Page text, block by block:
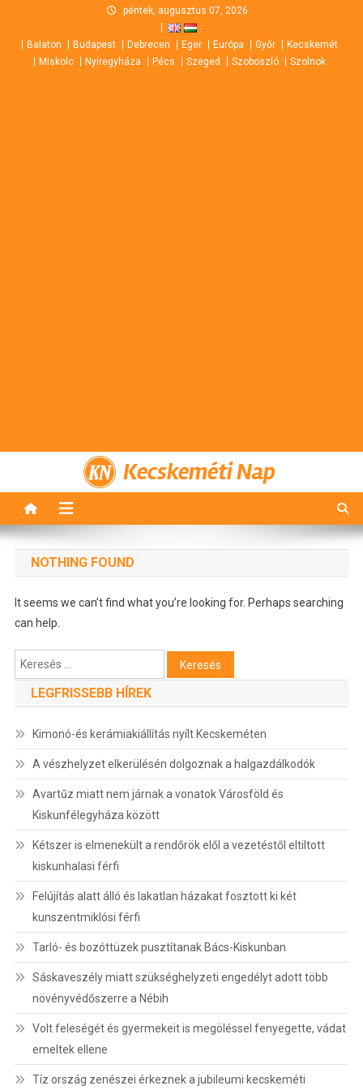
content
péntek, augusztus 07, 2026
Balaton Budapest Debrecen Eger Európa Győr
Kecskemét
Miskolc
Nyíregyháza Pécs Szeged Szoboszló Szolnok
Kecskeméti Nap
NOTHING FOUND
It seems we can’t find what you’re looking for. Perhaps searching
can help.
Keresés:
LEGFRISSEBB HÍREK
Kimonó-és kerámiakiállítás nyílt Kecskeméten
A vészhelyzet elkerülésén dolgoznak a halgazdálkodók
Avartűz miatt nem járnak a vonatok Városföld és
Kiskunfélegyháza között
Kétszer is elmenekült a rendőrök elől a vezetéstől eltiltott
kiskunhalasi férfi
Felújítás alatt álló és lakatlan házakat fosztott ki két
kunszentmiklósi férfi
Tarló- és bozóttüzek pusztítanak Bács-Kiskunban
Sáskaveszély miatt szükséghelyzeti engedélyt adott több
növényvédőszerre a Nébih
Volt feleségét és gyermekeit is megöléssel fenyegette, vádat
emeltek ellene
Tíz ország zenészei érkeznek a jubileumi kecskeméti